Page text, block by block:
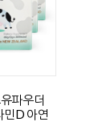
파우더
민D 아연